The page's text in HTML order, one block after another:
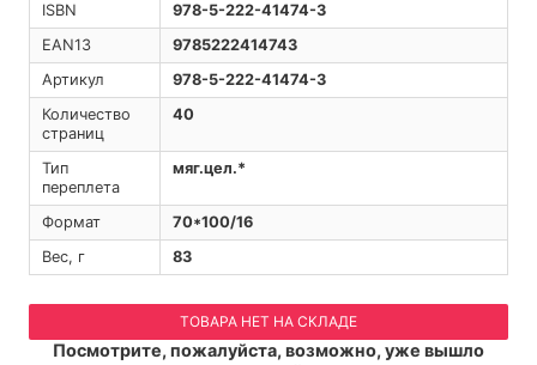
ISBN
978-5-222-41474-3
EAN13
9785222414743
Артикул
978-5-222-41474-3
Количество
страниц
40
Тип
переплета
мяг.цел.*
Формат
70*100/16
Вес, г
83
ТОВАРА НЕТ НА СКЛАДЕ
Посмотрите, пожалуйста, возможно, уже вышло